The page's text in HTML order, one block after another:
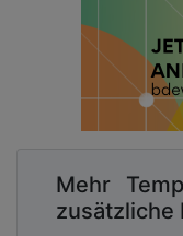
Mehr
zusätzliche